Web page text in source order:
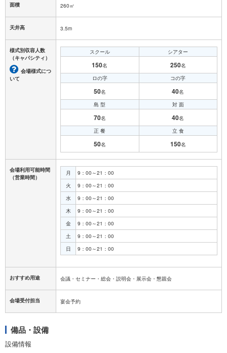
面積 260㎡
天井高 3.5m
様式別収容人数
（キャパシティ）
会場様式につ
いて
スクール
150名
シアター
250名
ロの字
50名
コの字
40名
島 型
70名
対 面
40名
正 餐
50名
立 食
150名
会場利用可能時間
（営業時間）
月
9：00～21：00
火
9：00～21：00
水
9：00～21：00
木
9：00～21：00
金
9：00～21：00
土
9：00～21：00
日
9：00～21：00
おすすめ用途 会議・セミナー・総会・説明会・展示会・懇親会
会場受付担当 宴会予約
備品・設備
設備情報